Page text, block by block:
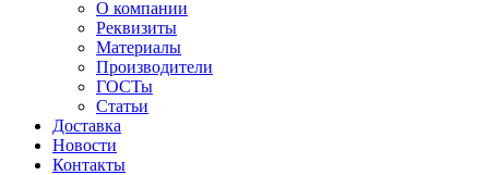
О компании
Реквизиты
Материалы
Производители
ГОСТы
Статьи
Доставка
Новости
Контакты